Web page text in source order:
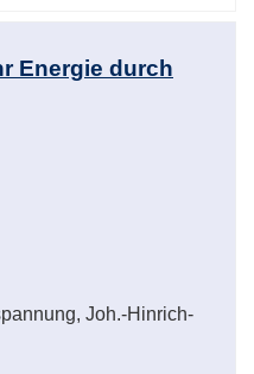
Energie durch
Joh.-Hinrich-